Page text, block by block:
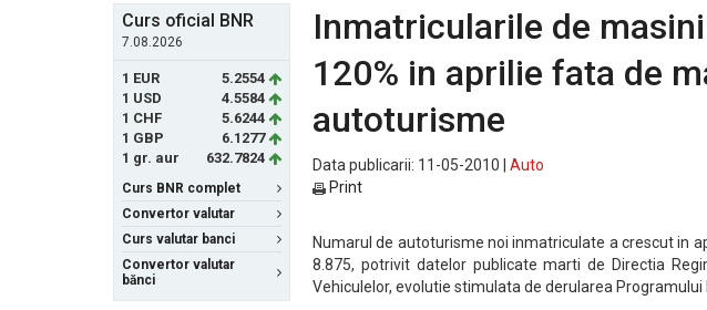
Curs oficial BNR
7.08.2026
1 EUR
5.2554
1 USD
4.5584
1 CHF
5.6244
1 GBP
6.1277
1 gr. aur
632.7824
Curs BNR complet
Convertor valutar
Curs valutar banci
Convertor valutar
bănci
Inmatricularile de
120% in aprilie fata de
autoturisme
Data publicarii: 11-05-2010 | Auto
Print
Numarul de autoturisme noi inmatriculate a crescut in
8.875, potrivit datelor publicate marti de Directia
Vehiculelor, evolutie stimulata de derularea Programului